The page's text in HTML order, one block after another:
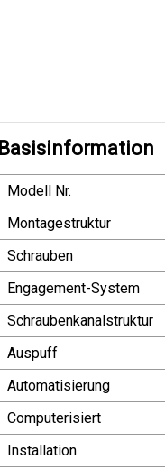
Basisinformation
Modell Nr.
Montagestruktur
Schrauben
Engagement-System
Schraubenkanalstruktur
Auspuff
Automatisierung
Computerisiert
Installation